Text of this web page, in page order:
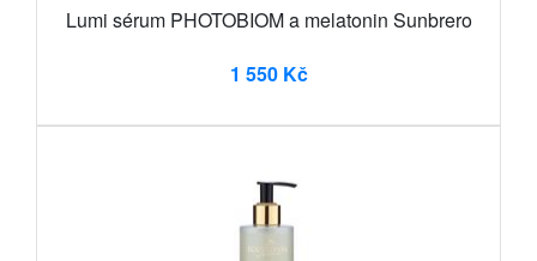
Lumi sérum PHOTOBIOM a melatonin Sunbrero
1 550 Kč